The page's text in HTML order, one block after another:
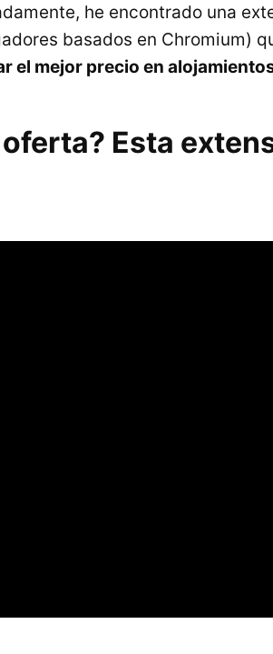
he encontrado una
basados en Chromium)
el mejor precio en
Esta